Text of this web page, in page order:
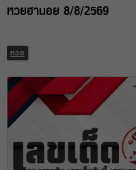
หวยฮานอย 8/8/2569
หวย